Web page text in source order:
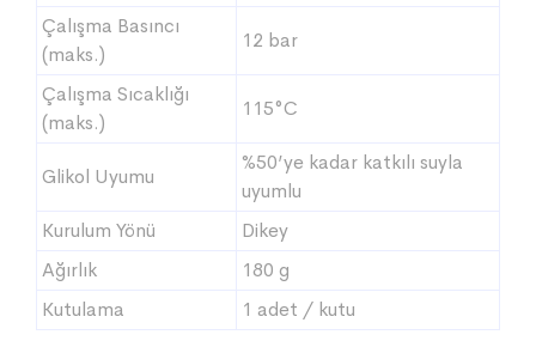
Çalışma Basıncı
(maks.)
12 bar
Çalışma Sıcaklığı
(maks.)
115°C
Glikol Uyumu
%50’ye kadar katkılı suyla
uyumlu
Kurulum Yönü
Dikey
Ağırlık
180 g
Kutulama
1 adet / kutu